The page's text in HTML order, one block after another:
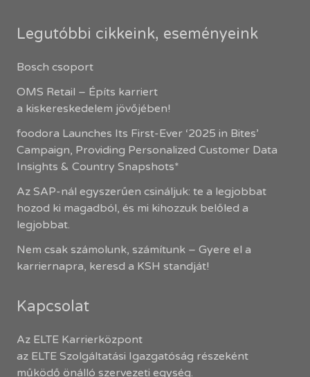
Legutóbbi cikkeink, eseményeink
Bosch csoport
OMS Retail – Építs karriert
a kiskereskedelem jövőjében!
foodora Launches Its First-Ever ‘2025 in Bites’
Campaign, Providing Personalized Customer Data
Insights & Country Snapshots*
Az SAP-nál egyszerűen csináljuk: te a legjobbat
hozod ki magadból, és mi kihozzuk belőled a
legjobbat.
Nem csak számolunk, számítunk – Gyere el a
karriernapra, keresd a KSH standját!
Kapcsolat
Az ELTE Karrierközpont
az ELTE Szolgáltatási Igazgatóság részeként
működő önálló szervezeti egység.